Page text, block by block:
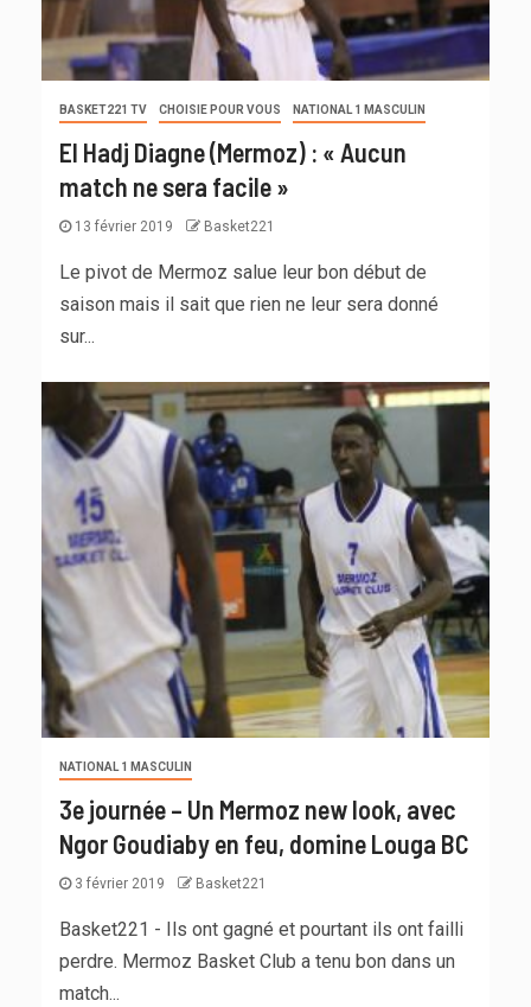
BASKET221 TV CHOISIE POUR VOUS NATIONAL 1 MASCULIN
El Hadj Diagne (Mermoz) : « Aucun
match ne sera facile »
13 février 2019 Basket221
Le pivot de Mermoz salue leur bon début de
saison mais il sait que rien ne leur sera donné
sur...
NATIONAL 1 MASCULIN
3e journée – Un Mermoz new look, avec
Ngor Goudiaby en feu, domine Louga BC
3 février 2019 Basket221
Basket221 - Ils ont gagné et pourtant ils ont failli
perdre. Mermoz Basket Club a tenu bon dans un
match...